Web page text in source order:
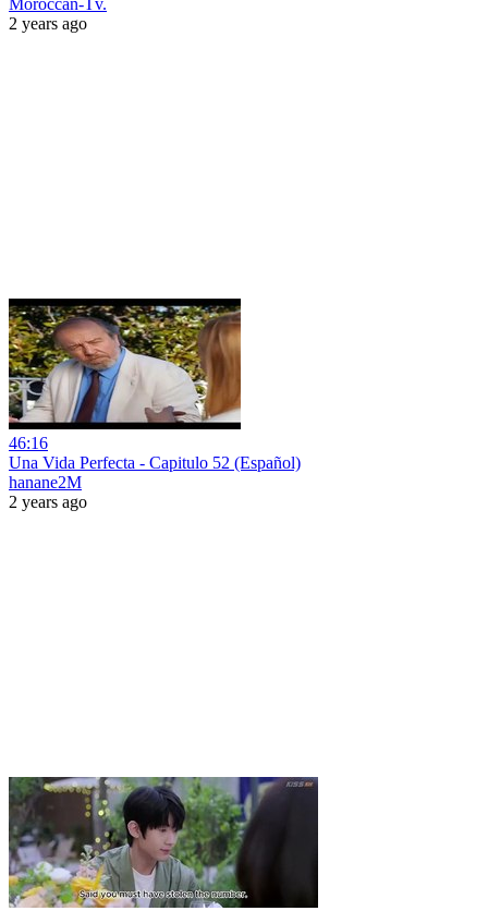
Moroccan-Tv.
2 years ago
46:16
Una Vida Perfecta - Capitulo 52 (Español)
hanane2M
2 years ago